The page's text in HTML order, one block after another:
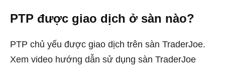
PTP được giao dịch ở sàn nào?
PTP chủ yếu được giao dịch trên sàn TraderJoe.
Xem video hướng dẫn sử dụng sàn TraderJoe